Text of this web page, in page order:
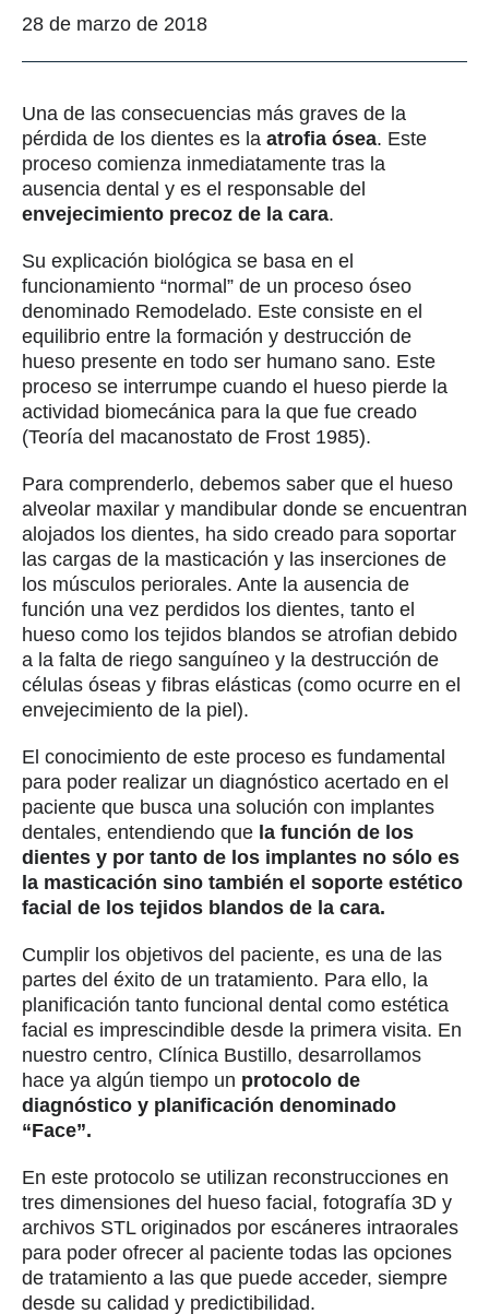
28 de marzo de 2018
Una de las consecuencias más graves de la
pérdida de los dientes es la atrofia ósea. Este
proceso comienza inmediatamente tras la
ausencia dental y es el responsable del
envejecimiento precoz de la cara.
Su explicación biológica se basa en el
funcionamiento “normal” de un proceso óseo
denominado Remodelado. Este consiste en el
equilibrio entre la formación y destrucción de
hueso presente en todo ser humano sano. Este
proceso se interrumpe cuando el hueso pierde la
actividad biomecánica para la que fue creado
(Teoría del macanostato de Frost 1985).
Para comprenderlo, debemos saber que el hueso
alveolar maxilar y mandibular donde se encuentran
alojados los dientes, ha sido creado para soportar
las cargas de la masticación y las inserciones de
los músculos periorales. Ante la ausencia de
función una vez perdidos los dientes, tanto el
hueso como los tejidos blandos se atrofian debido
a la falta de riego sanguíneo y la destrucción de
células óseas y fibras elásticas (como ocurre en el
envejecimiento de la piel).
El conocimiento de este proceso es fundamental
para poder realizar un diagnóstico acertado en el
paciente que busca una solución con implantes
dentales, entendiendo que la función de los
dientes y por tanto de los implantes no sólo es
la masticación sino también el soporte estético
facial de los tejidos blandos de la cara.
Cumplir los objetivos del paciente, es una de las
partes del éxito de un tratamiento. Para ello, la
planificación tanto funcional dental como estética
facial es imprescindible desde la primera visita. En
nuestro centro, Clínica Bustillo, desarrollamos
hace ya algún tiempo un protocolo de
diagnóstico y planificación denominado
“Face”.
En este protocolo se utilizan reconstrucciones en
tres dimensiones del hueso facial, fotografía 3D y
archivos STL originados por escáneres intraorales
para poder ofrecer al paciente todas las opciones
de tratamiento a las que puede acceder, siempre
desde su calidad y predictibilidad.